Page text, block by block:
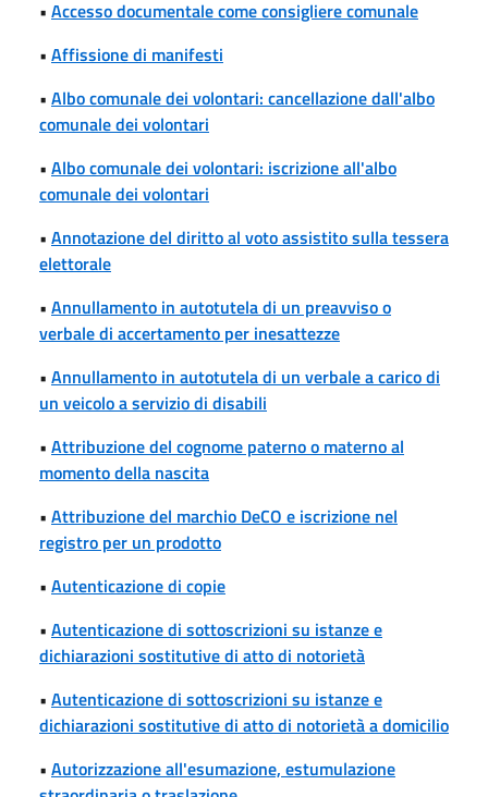
• Accesso documentale come consigliere comunale
• Affissione di manifesti
• Albo comunale dei volontari: cancellazione dall'albo
comunale dei volontari
• Albo comunale dei volontari: iscrizione all'albo
comunale dei volontari
• Annotazione del diritto al voto assistito sulla tessera
elettorale
• Annullamento in autotutela di un preavviso o
verbale di accertamento per inesattezze
• Annullamento in autotutela di un verbale a carico di
un veicolo a servizio di disabili
• Attribuzione del cognome paterno o materno al
momento della nascita
• Attribuzione del marchio DeCO e iscrizione nel
registro per un prodotto
• Autenticazione di copie
• Autenticazione di sottoscrizioni su istanze e
dichiarazioni sostitutive di atto di notorietà
• Autenticazione di sottoscrizioni su istanze e
dichiarazioni sostitutive di atto di notorietà a domicilio
• Autorizzazione all'esumazione, estumulazione